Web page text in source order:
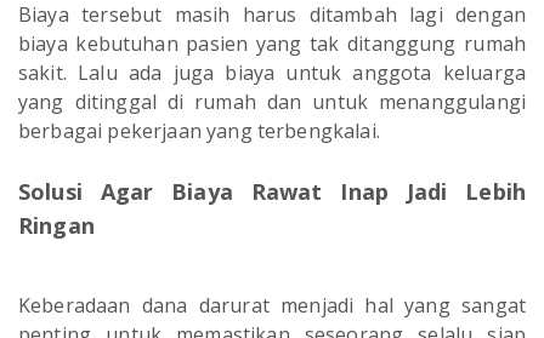
Biaya tersebut masih harus ditambah lagi dengan
biaya kebutuhan pasien yang tak ditanggung rumah
sakit. Lalu ada juga biaya untuk anggota keluarga
yang ditinggal di rumah dan untuk menanggulangi
berbagai pekerjaan yang terbengkalai.
Solusi Agar Biaya Rawat Inap Jadi Lebih
Ringan
Keberadaan dana darurat menjadi hal yang sangat